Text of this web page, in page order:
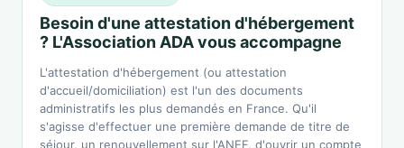
Besoin d'une attestation d'hébergement
? L'Association ADA vous accompagne
L'attestation d'hébergement (ou attestation
d'accueil/domiciliation) est l'un des documents
administratifs les plus demandés en France. Qu'il
s'agisse d'effectuer une première demande de titre de
séjour, un renouvellement sur l'ANEF, d'ouvrir un compte